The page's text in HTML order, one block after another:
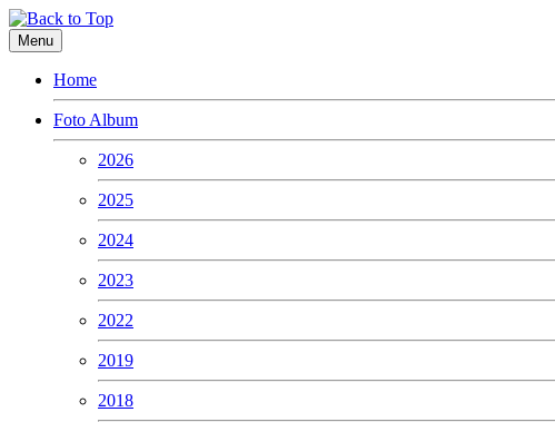
Menu
Home
Foto Album
2026
2025
2024
2023
2022
2019
2018